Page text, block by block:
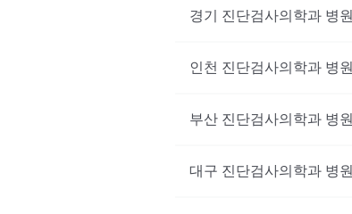
경기 진단검사의학과 병원
인천 진단검사의학과 병원
부산 진단검사의학과 병원
대구 진단검사의학과 병원